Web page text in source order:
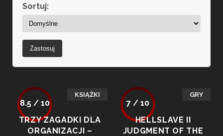
Sortuj:
Zastosuj
KSIĄŻKI
8.5 / 10
TRZY ZAGADKI DLA
ORGANIZACJI –
GRY
7 / 10
HELLSLAVE II
JUDGMENT OF THE